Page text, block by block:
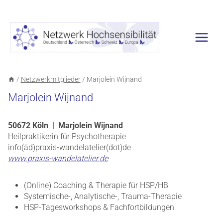
springen
/ Netzwerkmitglieder / Marjolein Wijnand
Marjolein Wijnand
50672 Köln | Marjolein Wijnand
Heilpraktikerin für Psychotherapie
info(äd)praxis-wandelatelier(dot)de
www.praxis-wandelatelier.de
(Online) Coaching & Therapie für HSP/HB
Systemische-, Analytische-, Trauma-Therapie
HSP-Tagesworkshops & Fachfortbildungen